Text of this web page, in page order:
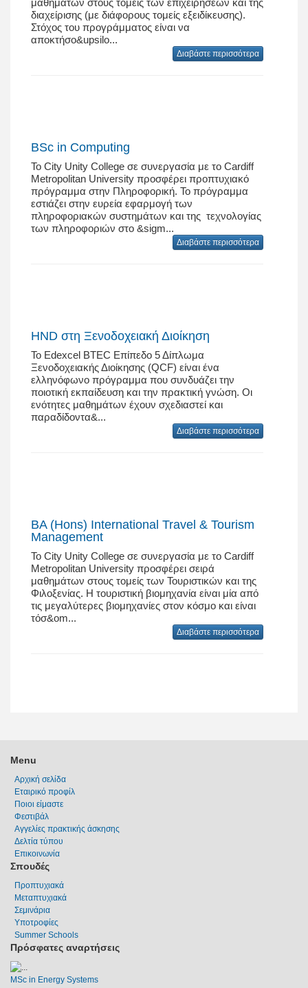
διαχείρισης (με διάφορους τομείς εξειδίκευσης).
Στόχος του προγράμματος είναι να
αποκτήσο&upsilo...
Διαβάστε περισσότερα
BSc in Computing
Το City Unity College σε συνεργασία με το Cardiff
Metropolitan University προσφέρει προπτυχιακό
πρόγραμμα στην Πληροφορική. Το πρόγραμμα
εστιάζει στην ευρεία εφαρμογή των
πληροφοριακών συστημάτων και της τεχνολογίας
των πληροφοριών στο &sigm...
Διαβάστε περισσότερα
HND στη Ξενοδοχειακή Διοίκηση
Το Edexcel BTEC Επίπεδο 5 Δίπλωμα
Ξενοδοχειακής Διοίκησης (QCF) είναι ένα
ελληνόφωνο πρόγραμμα που συνδυάζει την
ποιοτική εκπαίδευση και την πρακτική γνώση. Οι
ενότητες μαθημάτων έχουν σχεδιαστεί και
παραδίδοντα&...
Διαβάστε περισσότερα
BA (Hons) International Travel & Tourism
Management
Το City Unity College σε συνεργασία με το Cardiff
Metropolitan University προσφέρει σειρά
μαθημάτων στους τομείς των Τουριστικών και της
Φιλοξενίας. Η τουριστική βιομηχανία είναι μία από
τις μεγαλύτερες βιομηχανίες στον κόσμο και είναι
τόσ&om...
Διαβάστε περισσότερα
Menu
Αρχική σελίδα
Εταιρικό προφίλ
Ποιοι είμαστε
Φεστιβάλ
Αγγελίες πρακτικής άσκησης
Δελτία τύπου
Επικοινωνία
Σπουδές
Προπτυχιακά
Μεταπτυχιακά
Σεμινάρια
Υποτροφίες
Summer Schools
Πρόσφατες αναρτήσεις
MSc in Energy Systems